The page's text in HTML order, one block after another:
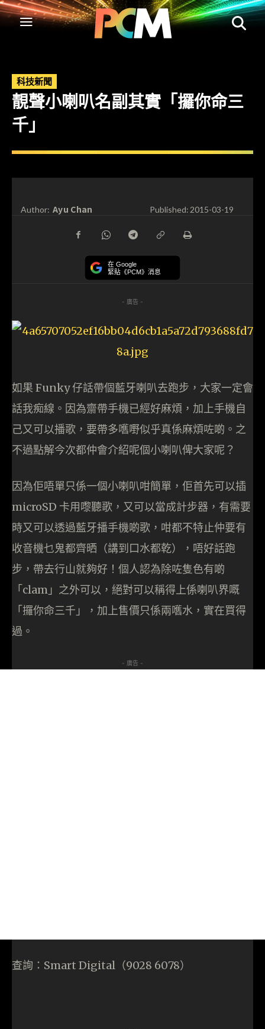
科技新聞
靚聲小喇叭名副其實「攞你命三
千」
Author: Ayu Chan Published:2015-03-19
在 Google
緊貼《PCM》消息
- 廣告 -
如果 Funky 仔話帶個藍牙喇叭去跑步，大家一定會
話我痴線。因為齋帶手機已經好麻煩，加上手機自
己又可以播歌，要帶多嚿嘢似乎真係麻煩咗啲。之
不過點解今次都仲會介紹呢個小喇叭俾大家呢？
因為佢唔單只係一個小喇叭咁簡單，佢首先可以插
microSD 卡用嚟聽歌，又可以當成計步器，有需要
時又可以透過藍牙播手機啲歌，咁都不特止仲要有
收音機乜鬼都齊晒（講到口水都乾），唔好話跑
步，帶去行山就夠好！個人認為除咗隻色有啲
「clam」之外可以，絕對可以稱得上係喇叭界嘅
「攞你命三千」，加上售價只係兩嚿水，實在買得
過。
- 廣告 -
查詢：Smart Digital（9028 6078）